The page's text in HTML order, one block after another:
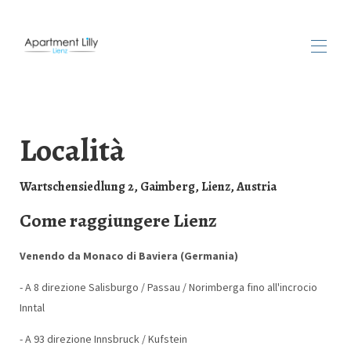
Galleria
Vedere e fare ▾
Contatto
Località
Wartschensiedlung 2, Gaimberg, Lienz, Austria
Come raggiungere Lienz
Venendo da Monaco di Baviera (Germania)
- A 8 direzione Salisburgo / Passau / Norimberga fino all'incrocio
Inntal
- A 93 direzione Innsbruck / Kufstein